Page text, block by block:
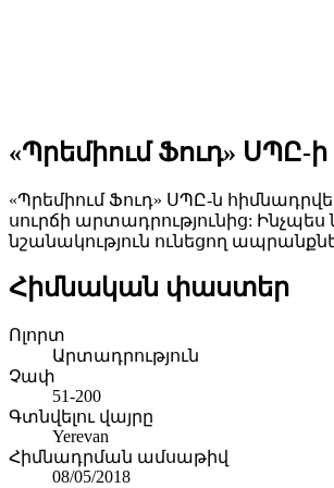
«Պրեմիում Ֆուդ» ՍՊԸ-
«Պրեմիում Ֆուդ» ՍՊԸ-ն
սուրճի արտադրությունից:
նշանակություն ունեցող
Հիմնական փաստեր
Ոլորտ
Արտադրություն
Չափ
51-200
Գտնվելու վայրը
Yerevan
Հիմնադրման ամսաթիվ
08/05/2018